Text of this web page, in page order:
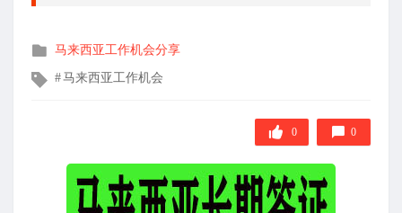
发
在
马来西亚工作机会分享
文马来西亚工作机会
0 0